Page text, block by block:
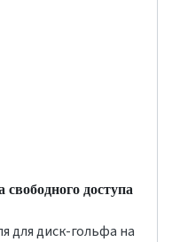
доступа
для диск-гольфа на